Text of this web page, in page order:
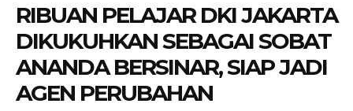
RIBUAN PELAJAR DKI JAKARTA
DIKUKUHKAN SEBAGAI SOBAT
ANANDA BERSINAR, SIAP JADI
AGEN PERUBAHAN